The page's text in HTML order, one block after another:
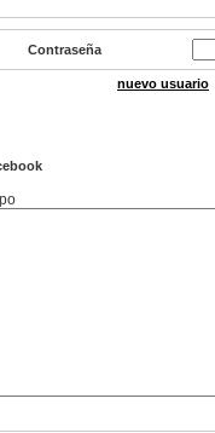
Contraseña
nuevo usuario